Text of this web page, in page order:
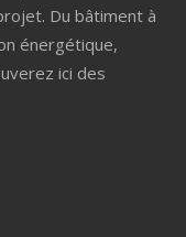
Du bâtiment à
énergétique,
ici des